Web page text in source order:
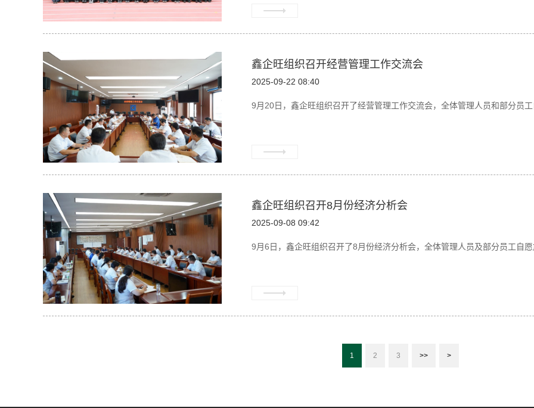
鑫企旺组织召开经营管理工作交流会
2025-09-22 08:40
9月20日，鑫企旺组织召开了经营管理工作交流会，全体管理人员和部分员工
鑫企旺组织召开8月份经济分析会
2025-09-08 09:42
9月6日，鑫企旺组织召开了8月份经济分析会，全体管理人员及部分员工自
1 2 3 >> >